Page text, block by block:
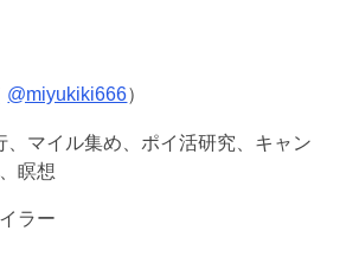
@miyukiki666）
、マイル集め、ポイ活研究、キャン
瞑想
ラー